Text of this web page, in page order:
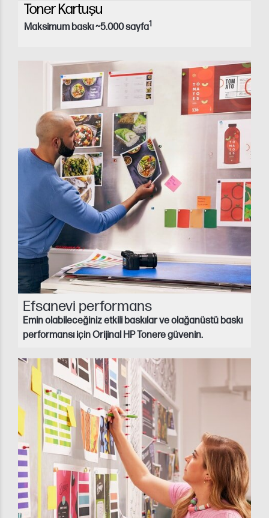
Toner Kartuşu
Maksimum baskı ~5.000 sayfa1
Efsanevi performans
Emin olabileceğiniz etkili baskılar ve olağanüstü baskı
performansı için Orijinal HP Tonere güvenin.